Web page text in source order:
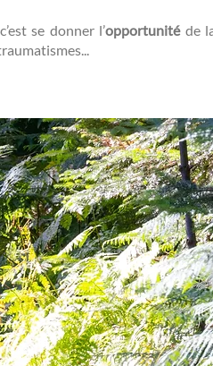
se donner l’opportunité de